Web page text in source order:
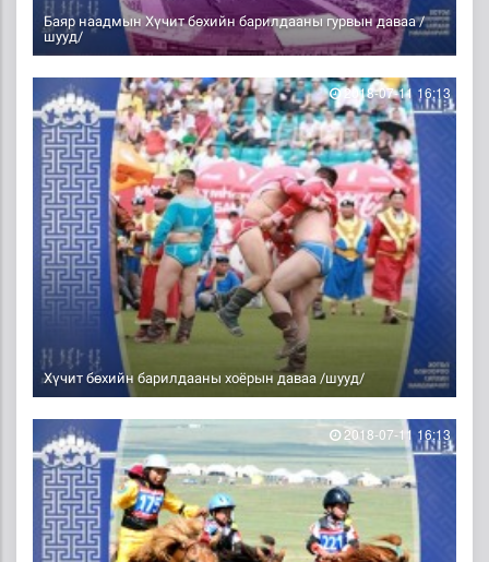
Баяр наадмын Хүчит бөхийн барилдааны гурвын даваа /
шууд/
Хүчит бөхийн барилдааны хоёрын даваа /шууд/
2018-07-11 16:13
2018-07-11 16:13